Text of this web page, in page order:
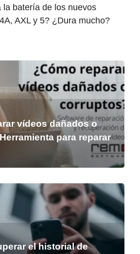
la batería de los nuevos
AXL y 5? ¿Dura mucho?
vídeos dañados o
para reparar
el historial de